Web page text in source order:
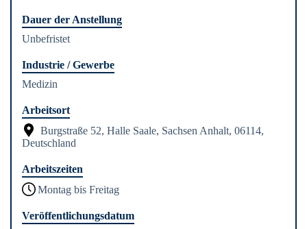
Dauer der Anstellung
Unbefristet
Industrie / Gewerbe
Medizin
Arbeitsort
Burgstraße 52, Halle Saale, Sachsen Anhalt, 06114,
Deutschland
Arbeitszeiten
Montag bis Freitag
Veröffentlichungsdatum